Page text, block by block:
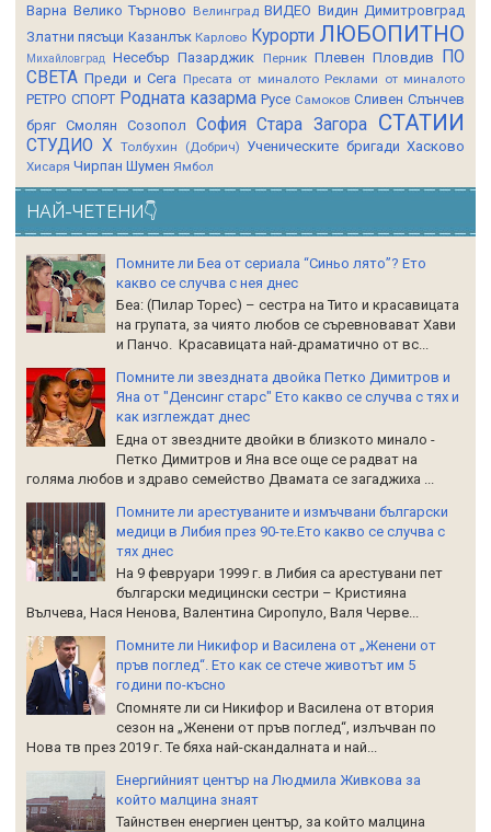
Варна Велико Търново Велинград ВИДЕО Видин Димитровград
Златни пясъци Казанлък Карлово Курорти ЛЮБОПИТНО
Михайловград Несебър Пазарджик Перник Плевен Пловдив
ПО
СВЕТА Преди и Сега Пресата от миналото Реклами от миналото
РЕТРО СПОРТ Родната казарма Русе Самоков Сливен Слънчев
бряг Смолян Созопол София Стара Загора СТАТИИ
СТУДИО Х Толбухин (Добрич) Ученическите бригади Хасково
Хисаря Чирпан Шумен Ямбол
НАЙ-ЧЕТЕНИ👇
Помните ли Беа от сериала “Синьо лято”? Ето
какво се случва с нея днес
Беа: (Пилар Торес) – сестра на Тито и красавицата
на групата, за чиято любов се съревновават Хави
и Панчо. Красавицата най-драматично от вс...
Помните ли звездната двойка Петко Димитров и
Яна от "Денсинг старс" Ето какво се случва с тях и
как изглеждат днес
Една от звездните двойки в близкото минало -
Петко Димитров и Яна все още се радват на
голяма любов и здраво семейство Двамата се загаджиха ...
Помните ли арестуваните и измъчвани български
медици в Либия през 90-те.Ето какво се случва с
тях днес
На 9 февруари 1999 г. в Либия са арестувани пет
български медицински сестри – Кристияна
Вълчева, Нася Ненова, Валентина Сиропуло, Валя Черве...
Помните ли Никифор и Василена от „Женени от
пръв поглед“. Ето как се стече животът им 5
години по-късно
Спомняте ли си Никифор и Василена от втория
сезон на „Женени от пръв поглед“, излъчван по
Нова тв през 2019 г. Те бяха най-скандалната и най...
Енергийният център на Людмила Живкова за
който малцина знаят
Тайнствен енергиен център, за който малцина